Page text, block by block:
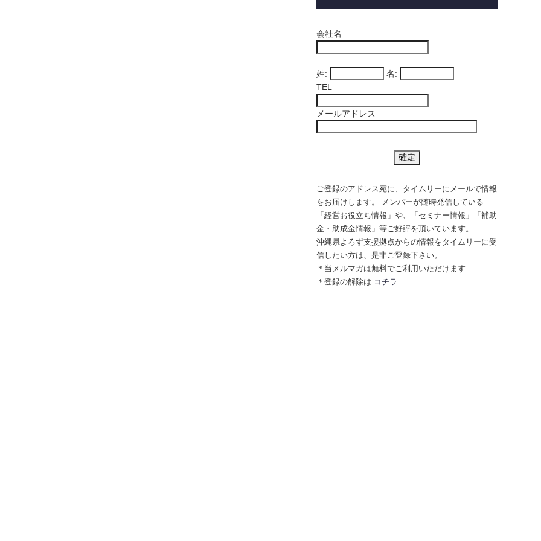
会社名
姓:
名:
TEL
メールアドレス
ご登録のアドレス宛に、タイムリーにメールで情報
をお届けします。 メンバーが随時発信している
「経営お役立ち情報」や、「セミナー情報」「補助
金・助成金情報」等ご好評を頂いています。
沖縄県よろず支援拠点からの情報をタイムリーに受
信したい方は、是非ご登録下さい。
＊当メルマガは無料でご利用いただけます
＊登録の解除は コチラ